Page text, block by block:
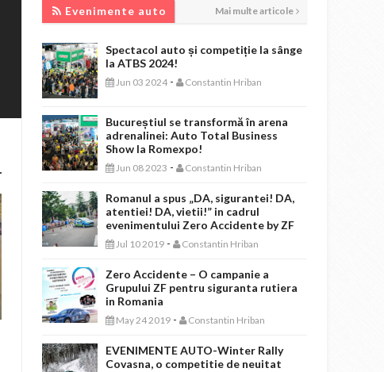
Evenimente auto Mai multe articole
Spectacol auto și competiție la sânge
la ATBS 2024!
Jun 03 2024 - Constantin Hriban
Bucureștiul se transformă în arena
adrenalinei: Auto Total Business
Show la Romexpo!
Jun 08 2023 - Constantin Hriban
Romanul a spus „DA, sigurantei! DA,
atentiei! DA, vietii!” in cadrul
evenimentului Zero Accidente by ZF
Jul 10 2019 - Constantin Hriban
Zero Accidente – O campanie a
Grupului ZF pentru siguranta rutiera
in Romania
May 24 2019 - Constantin Hriban
EVENIMENTE AUTO-Winter Rally
Covasna, o competitie de neuitat